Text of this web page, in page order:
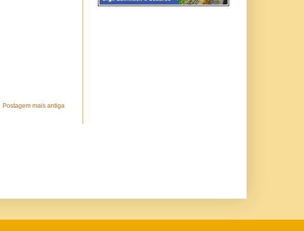
Postagem mais antiga